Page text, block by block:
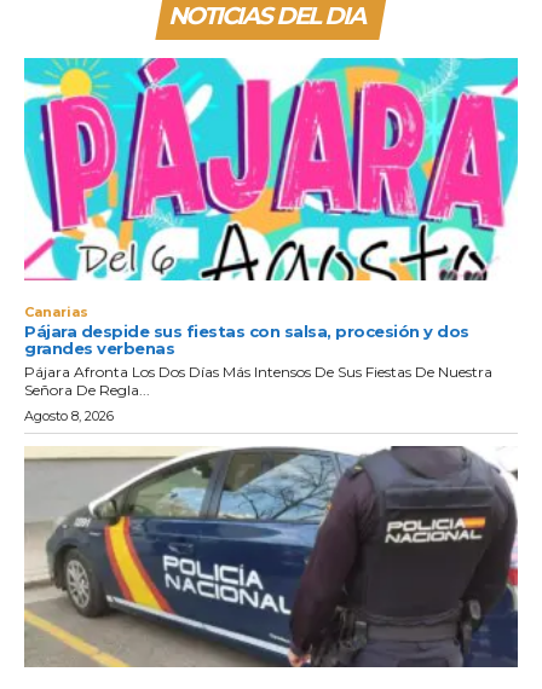
NOTICIAS DEL DIA
Canarias
Pájara despide sus fiestas con salsa, procesión y dos
grandes verbenas
Pájara Afronta Los Dos Días Más Intensos De Sus Fiestas De Nuestra
Señora De Regla...
Agosto 8, 2026